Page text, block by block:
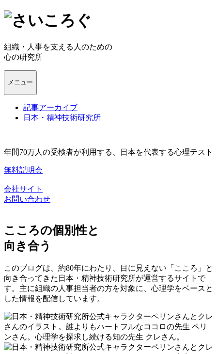
組織・人事を支える人のための
心の研究所
メニュー
記事アーカイブ
日本・精神技術研究所
年間70万人の受検者が利用する、日本を代表する心理テスト
無料説明会
会社サイト
お問い合わせ
こころの個別性と
向き合う
このブログは、約80年にわたり、目に見えない「こころ」と
向き合ってきた日本・精神技術研究所が運営するサイトで
す。主に組織の人事担当者の方を対象に、心理学をベースと
した情報を配信しています。